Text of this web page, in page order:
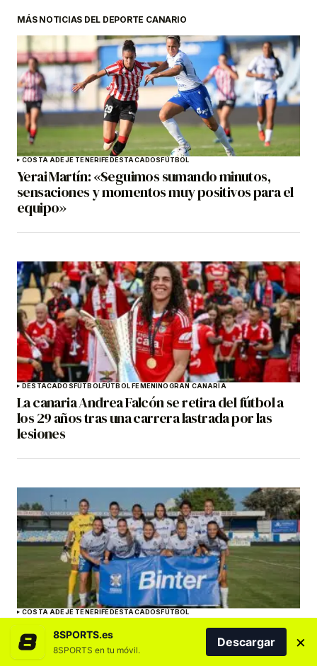
MÁS NOTICIAS DEL DEPORTE CANARIO
COSTA ADEJE TENERIFEDESTACADOSFÚTBOL
Yerai Martín: «Seguimos sumando minutos,
sensaciones y momentos muy positivos para el
equipo»
DESTACADOSFÚTBOLFÚTBOL FEMENINOGRAN CANARIA
La canaria Andrea Falcón se retira del fútbol a
los 29 años tras una carrera lastrada por las
lesiones
COSTA ADEJE TENERIFEDESTACADOSFÚTBOL
El Costa Adeje Tenerife Egatesa se impone al
Athletic Club en Tafalla y continúa su puesta a
punto
8SPORTS.es
8SPORTS en tu móvil.
Descargar ×